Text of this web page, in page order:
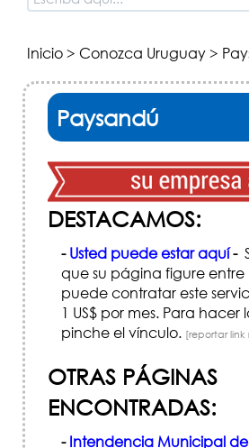
Inicio> Conozca Uruguay>
Paysandú
DESTACAMOS:
- Usted puede estar aquí-
que su página figure entre
puede contratar este
1 US$ por mes. Para
pinche el vínculo. [reportar link
OTRAS PÁGINAS
ENCONTRADAS:
- Intendencia Municipal